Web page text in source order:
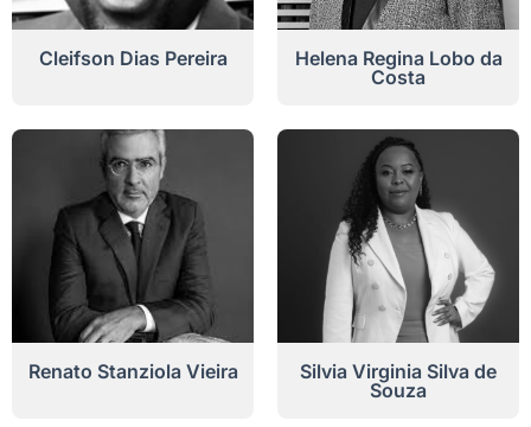
Cleifson Dias Pereira
Helena Regina Lobo da
Costa
Renato Stanziola Vieira
Silvia Virginia Silva de
Souza